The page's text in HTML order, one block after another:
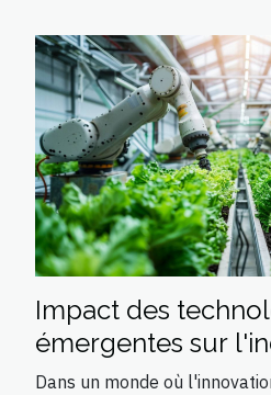
Impact des
émergentes sur
agroalimentaire
Dans un monde où